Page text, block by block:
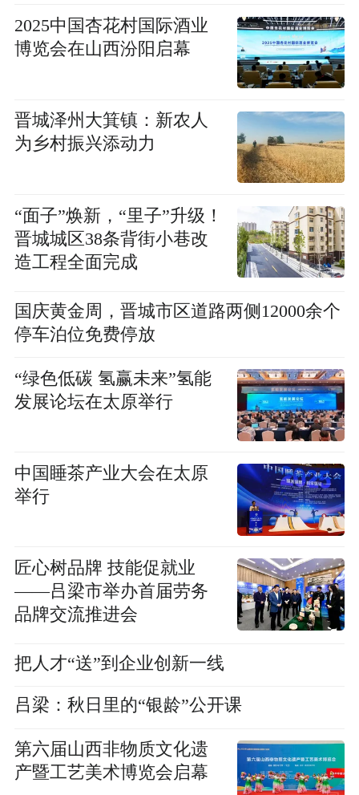
2025中国杏花村国际酒业
博览会在山西汾阳启幕
晋城泽州大箕镇：新农人
为乡村振兴添动力
“面子”焕新，“里子”升级！
晋城城区38条背街小巷改
造工程全面完成
国庆黄金周，晋城市区道路两侧12000余个
停车泊位免费停放
“绿色低碳 氢赢未来”氢能
发展论坛在太原举行
中国睡茶产业大会在太原
举行
匠心树品牌 技能促就业
——吕梁市举办首届劳务
品牌交流推进会
把人才“送”到企业创新一线
吕梁：秋日里的“银龄”公开课
第六届山西非物质文化遗
产暨工艺美术博览会启幕